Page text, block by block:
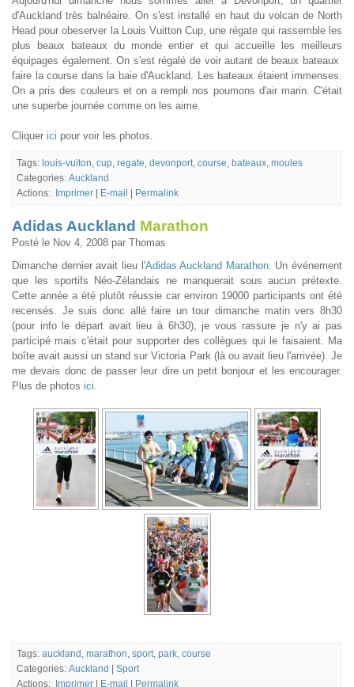
d'Auckland très balnéaire. On s'est installé en haut du volcan de North
Head pour obeserver la Louis Vuitton Cup, une régate qui rassemble les
plus beaux bateaux du monde entier et qui accueille les meilleurs
équipages également. On s'est régalé de voir autant de beaux bateaux
faire la course dans la baie d'Auckland. Les bateaux étaient immenses.
On a pris des couleurs et on a rempli nos poumons d'air marin. C'était
une superbe journée comme on les aime.
Cliquer ici pour voir les photos.
Tags: louis-vuiton cup regate devonport course bateaux moules
Categories: Auckland
Actions:
Imprimer E-mail Permalink
Adidas Auckland Marathon
Posté le Nov 4, 2008 par Thomas
Dimanche dernier avait lieu l'Adidas Auckland Marathon. Un événement
que les sportifs Néo-Zélandais ne manquerait sous aucun prétexte.
Cette année a été plutôt réussie car environ 19000 participants ont été
recensés. Je suis donc allé faire un tour dimanche matin vers 8h30
(pour info le départ avait lieu à 6h30), je vous rassure je n'y ai pas
participé mais c'était pour supporter des collègues qui le faisaient. Ma
boîte avait aussi un stand sur Victoria Park (là ou avait lieu l'arrivée). Je
me devais donc de passer leur dire un petit bonjour et les encourager.
Plus de photos ici.
Tags: auckland marathon sport park course
Categories: Auckland
Sport
Actions:
Imprimer E-mail Permalink